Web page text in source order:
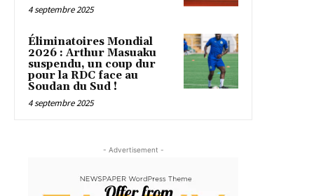
4 septembre 2025
Éliminatoires Mondial
2026 : Arthur Masuaku
suspendu, un coup dur
pour la RDC face au
Soudan du Sud !
4 septembre 2025
- Advertisement -